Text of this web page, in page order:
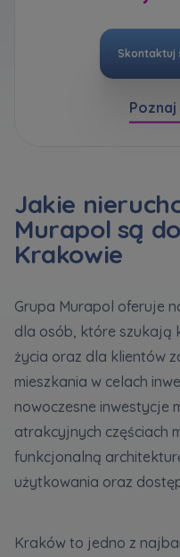
bezpieczeństwo
Rozwiń
Wyrażam
handlowej od...
Każdej osobie
Skontaktuj
Jakie
Murapol są
Krakowie
Grupa Murapol oferuje
dla osób, które szukają
życia oraz dla klientów
mieszkania w celach
nowoczesne inwestycje
atrakcyjnych częściach
funkcjonalną
użytkowania oraz
Kraków to jedno z
Zamawiam
Informujemy, że
Rozwiń
Rozwiń
Każdej osobie
treści swoich... *
Rozwiń
Zawiadomienia o
pakietu akcji proszę
своїх
розширити
Регламент надання